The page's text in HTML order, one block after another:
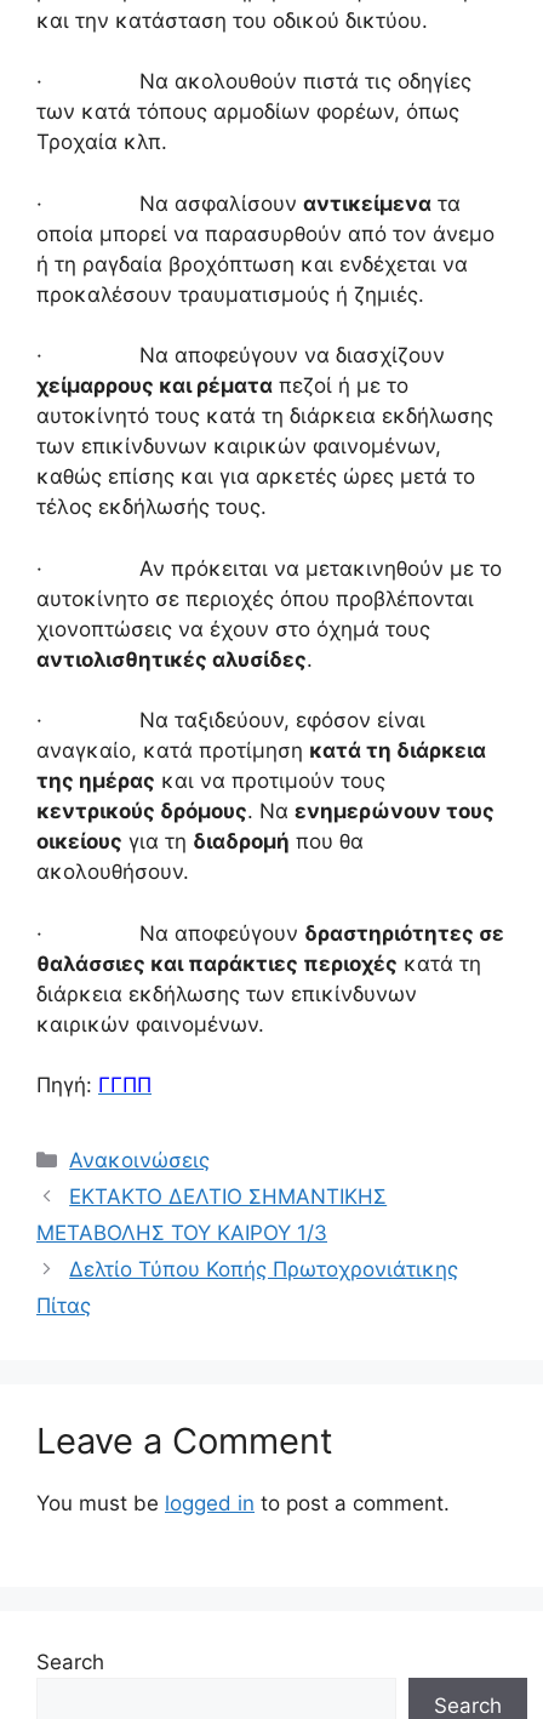
και την κατάσταση του οδικού δικτύου.
· Να ακολουθούν πιστά τις οδηγίες
των κατά τόπους αρμοδίων φορέων, όπως
Τροχαία κλπ.
· Να ασφαλίσουν αντικείμενα τα
οποία μπορεί να παρασυρθούν από τον άνεμο
ή τη ραγδαία βροχόπτωση και ενδέχεται να
προκαλέσουν τραυματισμούς ή ζημιές.
· Να αποφεύγουν να διασχίζουν
χείμαρρους και ρέματα πεζοί ή με το
αυτοκίνητό τους κατά τη διάρκεια εκδήλωσης
των επικίνδυνων καιρικών φαινομένων,
καθώς επίσης και για αρκετές ώρες μετά το
τέλος εκδήλωσής τους.
· Αν πρόκειται να μετακινηθούν με το
αυτοκίνητο σε περιοχές όπου προβλέπονται
χιονοπτώσεις να έχουν στο όχημά τους
αντιολισθητικές αλυσίδες.
· Να ταξιδεύουν, εφόσον είναι
αναγκαίο, κατά προτίμηση κατά τη διάρκεια
της ημέρας και να προτιμούν τους
κεντρικούς δρόμους. Να ενημερώνουν τους
οικείους για τη διαδρομή που θα
ακολουθήσουν.
· Να αποφεύγουν δραστηριότητες σε
θαλάσσιες και παράκτιες περιοχές κατά τη
διάρκεια εκδήλωσης των επικίνδυνων
καιρικών φαινομένων.
Πηγή: ΓΓΠΠ
Ανακοινώσεις
ΕΚΤΑΚΤΟ ΔΕΛΤΙΟ ΣΗΜΑΝΤΙΚΗΣ
ΜΕΤΑΒΟΛΗΣ ΤΟΥ ΚΑΙΡΟΥ 1/3
Δελτίο Τύπου Κοπής Πρωτοχρονιάτικης
Πίτας
Leave a Comment
You must be logged in to post a comment.
Search
Search